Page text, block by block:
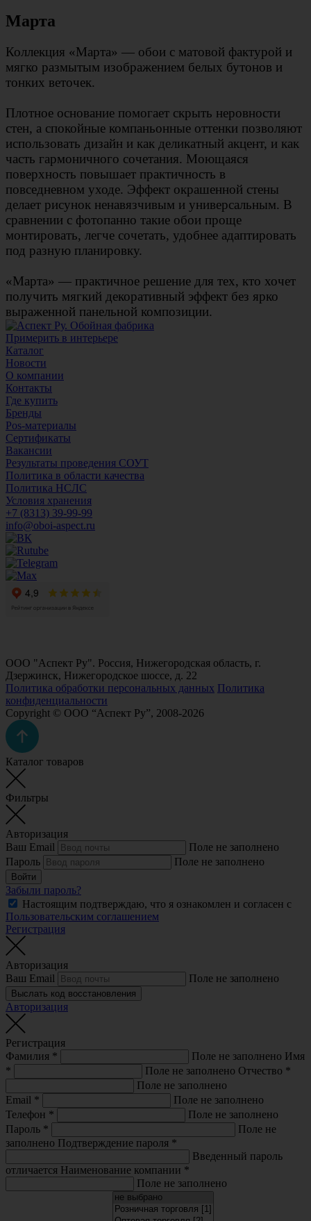
Марта
Коллекция «Марта» — обои с матовой фактурой и
мягко размытым изображением белых бутонов и
тонких веточек.
Плотное основание помогает скрыть неровности
стен, а спокойные компаньонные оттенки позволяют
использовать дизайн и как деликатный акцент, и как
часть гармоничного сочетания. Моющаяся
поверхность повышает практичность в
повседневном уходе. Эффект окрашенной стены
делает рисунок ненавязчивым и универсальным. В
сравнении с фотопанно такие обои проще
монтировать, легче сочетать, удобнее адаптировать
под разную планировку.
«Марта» — практичное решение для тех, кто хочет
получить мягкий декоративный эффект без ярко
выраженной панельной композиции.
Примерить в интерьере
Каталог
Новости
О компании
Контакты
Где купить
Бренды
Pos-материалы
Сертификаты
Вакансии
Результаты проведения СОУТ
Политика в области качества
Политика НСЛС
Условия хранения
+7 (8313) 39-99-99
info@oboi-aspect.ru
ООО "Аспект Ру". Россия, Нижегородская область, г.
Дзержинск, Нижегородское шоссе, д. 22
Политика обработки персональных данных Политика
конфиденциальности
Copyright © ООО “Аспект Ру”, 2008-2026
Каталог товаров
Фильтры
Авторизация
Ваш Email
Поле не заполнено
Пароль
Поле не заполнено
Войти
Забыли пароль?
Настоящим подтверждаю, что я ознакомлен и согласен с
Пользовательским соглашением
Регистрация
Авторизация
Ваш Email
Поле не заполнено
Выслать код восстановления
Авторизация
Регистрация
Фамилия * Поле не заполнено Имя
*
Поле не заполнено Отчество *
Поле не заполнено
Email *
Поле не заполнено
Телефон *
Поле не заполнено
Пароль *
Поле не
заполнено Подтверждение пароля *
Введенный пароль
отличается Наименование компании *
Поле не заполнено